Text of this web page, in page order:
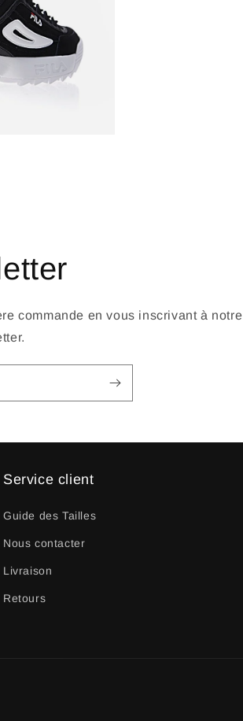
commande en vous inscrivant à notre
Service client
Guide des Tailles
Nous contacter
Livraison
Retours